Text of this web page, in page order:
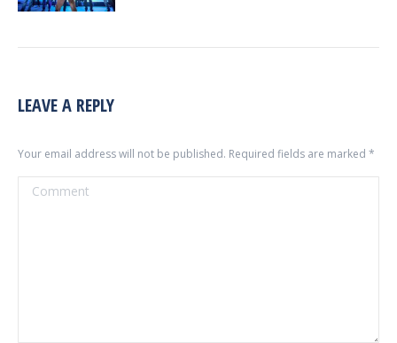
LEAVE A REPLY
Your email address will not be published. Required fields are marked *
Comment